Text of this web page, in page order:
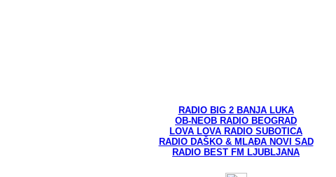
RADIO BIG 2 BANJA LUKA
OB-NEOB RADIO BEOGRAD
LOVA LOVA RADIO SUBOTICA
RADIO DAŠKO & MLAĐA NOVI SAD
RADIO BEST FM LJUBLJANA